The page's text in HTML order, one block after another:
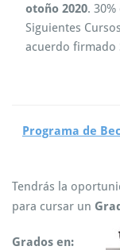
otoño 2020.
Siguientes
acuerdo firmado
Programa de
Tendrás la
para cursar un
Grados en: